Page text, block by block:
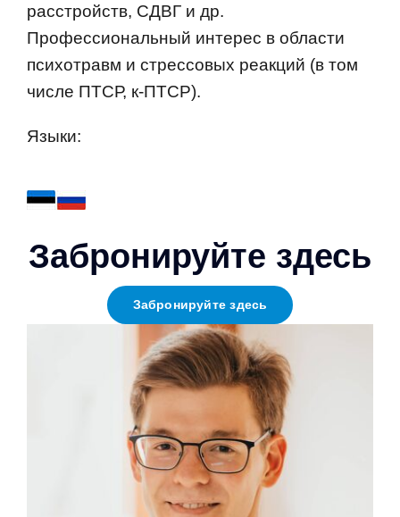
расстройств, СДВГ и др.
Профессиональный интерес в области
психотравм и стрессовых реакций (в том
числе ПТСР, к-ПТСР).
Языки:
Забронируйте здесь
Забронируйте здесь